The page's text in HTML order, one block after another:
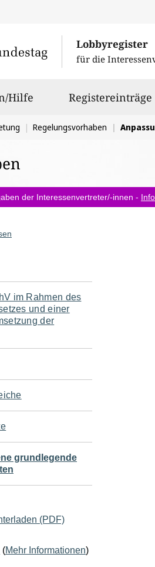
Lobbyregister
für die
Hilfe Registereinträge
Regelungsvorhaben Anpassung der 4. BImSchV
der Interessenvertreter/-innen -
im Rahmen des
und einer
der
grundlegende
(PDF)
(Mehr Informationen)